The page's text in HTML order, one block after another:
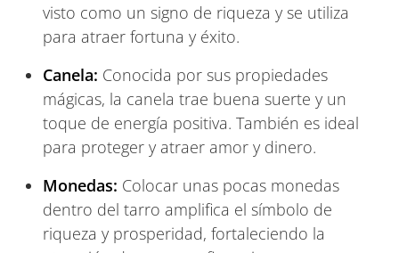
visto como un signo de riqueza y se utiliza
para atraer fortuna y éxito.
Canela: Conocida por sus propiedades
mágicas, la canela trae buena suerte y un
toque de energía positiva. También es ideal
para proteger y atraer amor y dinero.
Monedas: Colocar unas pocas monedas
dentro del tarro amplifica el símbolo de
riqueza y prosperidad, fortaleciendo la